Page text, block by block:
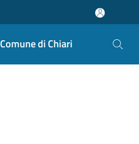
Comune di Chiari